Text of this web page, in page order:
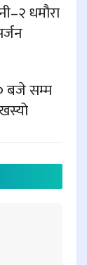
धमौरा
बजे सम्म